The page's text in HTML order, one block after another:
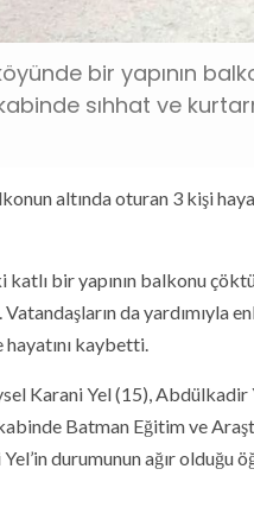
bir yapının
sıhhat ve
altında oturan 3 kişi
bir yapının balkonu
da yardımıyla
kaybetti.
Karani Yel (15),
Batman Eğitim ve
durumunun ağır olduğu